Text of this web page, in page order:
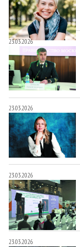
23.03.2026
23.03.2026
23.03.2026
23.03.2026